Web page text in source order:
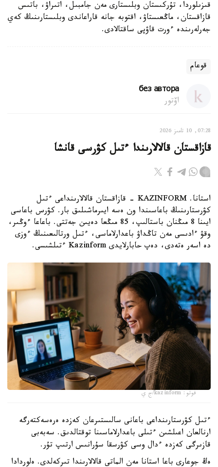
قىزىلوردا، تۇركىستان وبلىستارى مەن جامبىل، اتىراۋ، باتىس
قازاقستان، ماڭعىستاۋ، اقتوبە جانە قاراعاندى وبلىستارىنىڭ كەي
جەرلەرىندە ءورت قاۋپى ساقتالادى.
قوعام
без автора
اۆتور
07:28, 10 تامىز 2026
قازاقستان قالالارىندا ءتىل كۋرسى قانشا
استانا. KAZINFORM - قازاقستان قالالارىنداعى ءتىل
كۋرستارىنىڭ باعاسىندا ون ەسە ايىرماشىلىق بار. كۋرس باعاسى
ايىنا 8 مىڭنان باستالىپ، 85 مىڭعا دەيىن جەتتى. باعاعا ءوڭىر،
وقۋ ءادىسى مەن تاڭداۋ باعدارلاماسى، ءتىل ورتالىعىنىڭ ءوزى
دە اسەر ەتەدى، دەپ حابارلايدى Kazinform ءتىلشىسى.
فوتو: kazinform/ج ي
ءتىل كۋرستارىنداعى باعانى سالىستىرعان كەزدە ەرەسەكتەرگە
ارنالعان اعىلشىن ءتىلى باعدارلاماسىنا توقتالدىق. سەبەبى
قازىرگى كەزدە ءدال وسى كۋرسقا سۇرانىس ارتىپ تۇر.
ەڭ جوعارى باعا استانا مەن الماتى قالالارىندا تىركەلدى. ەلوردادا